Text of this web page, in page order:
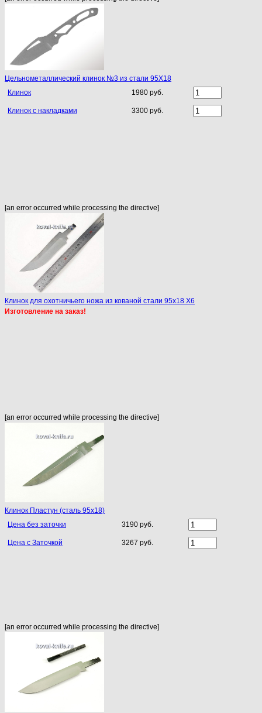
Цельнометаллический клинок №3 из стали 95Х18
Клинок
1980 руб.
Клинок с накладками 3300 руб.
[an error occurred while processing the directive]
Клинок для охотничьего ножа из кованой стали 95х18 X6
Изготовление на заказ!
[an error occurred while processing the directive]
Клинок Пластун (сталь 95х18)
Цена без заточки
3190 руб.
Цена с Заточкой 3267 руб.
[an error occurred while processing the directive]